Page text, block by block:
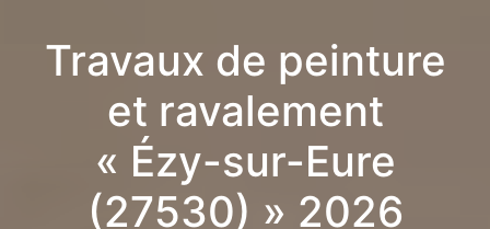
Travaux de peinture
et ravalement
« Ézy-sur-Eure
(27530) » 2026